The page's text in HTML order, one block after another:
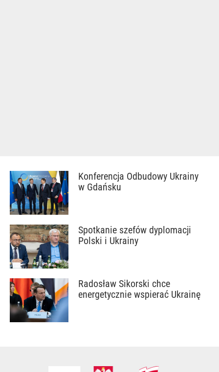
Konferencja Odbudowy Ukrainy
w Gdańsku
Spotkanie szefów dyplomacji
Polski i Ukrainy
Radosław Sikorski chce
energetycznie wspierać Ukrainę